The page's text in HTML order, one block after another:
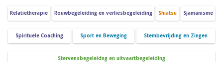
Relatietherapie Rouwbegeleiding en verliesbegeleiding Shiatsu Sjamanisme
Spirituele Coaching Sport en Beweging Stembevrijding en Zingen
Stervensbegeleidng en uitvaartbegeleiding